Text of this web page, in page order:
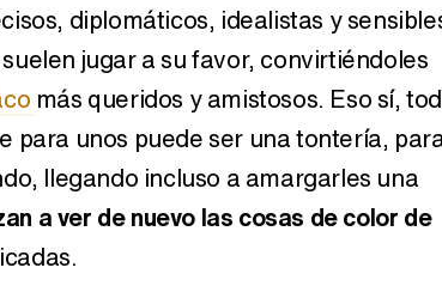
Carlota Corredera y Javier de Hoyos: "La tele tiene que representar al público también y aquí están todos los perfiles posibles&quo;
diplomáticos, idealistas y
jugar a su favor, convirtiéndoles
más queridos y amistosos. Eso sí,
para unos puede ser una tontería,
llegando incluso a amargarles una
a ver de nuevo las cosas de color de